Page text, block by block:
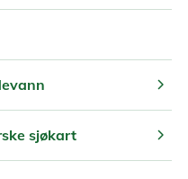
chevron_right
sjøkart chevron_right